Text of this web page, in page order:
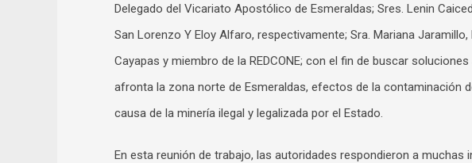
Delegado del Vicariato Apostólico de Esmeraldas; Sres. Lenin
San Lorenzo Y Eloy Alfaro, respectivamente; Sra. Mariana
Cayapas y miembro de la REDCONE; con el fin de buscar
afronta la zona norte de Esmeraldas, efectos de la contaminación
causa de la minería ilegal y legalizada por el Estado.
En esta reunión de trabajo, las autoridades respondieron a